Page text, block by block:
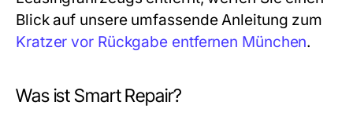
Blick auf unsere umfassende Anleitung zum
Kratzer vor Rückgabe entfernen München.
Was ist Smart Repair?